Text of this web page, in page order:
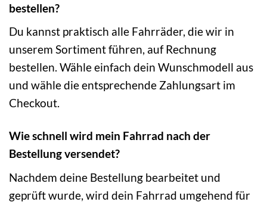
bestellen?
Du kannst praktisch alle Fahrräder, die wir in
unserem Sortiment führen, auf Rechnung
bestellen. Wähle einfach dein Wunschmodell aus
und wähle die entsprechende Zahlungsart im
Checkout.
Wie schnell wird mein Fahrrad nach der
Bestellung versendet?
Nachdem deine Bestellung bearbeitet und
geprüft wurde, wird dein Fahrrad umgehend für